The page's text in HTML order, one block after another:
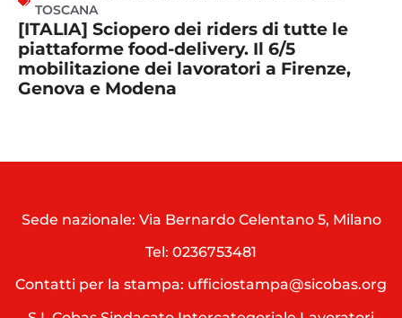
TOSCANA
[ITALIA] Sciopero dei riders di tutte le
piattaforme food-delivery. Il 6/5
mobilitazione dei lavoratori a Firenze,
Genova e Modena
Sede nazionale: Via Bernardo Celentano 5, Milano
Tel: 0236753481
Contatti per la stampa: ufficiostampa@sicobas.org